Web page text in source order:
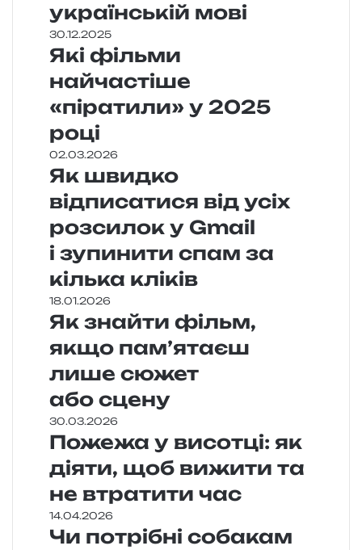
українській мові
30.12.2025
Які фільми
найчастіше
«піратили» у 2025
році
02.03.2026
Як швидко
відписатися від усіх
розсилок у Gmail
і зупинити спам за
кілька кліків
18.01.2026
Як знайти фільм,
якщо пам’ятаєш
лише сюжет
або сцену
30.03.2026
Пожежа у висотці: як
діяти, щоб вижити та
не втратити час
14.04.2026
Чи потрібні собакам